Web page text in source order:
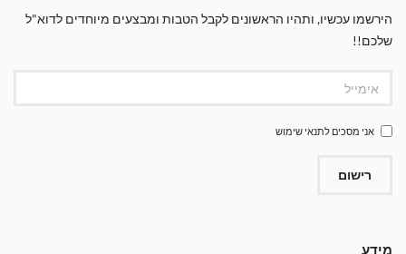
הירשמו עכשיו, ותהיו הראשונים לקבל הטבות ומבצעים מיוחדים לדוא"ל
שלכם!!
אני מסכים לתנאי שימוש
רישום
מידע